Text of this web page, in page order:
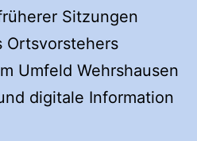
Sitzungen
Ortsvorstehers
Umfeld Wehrshausen
digitale Information